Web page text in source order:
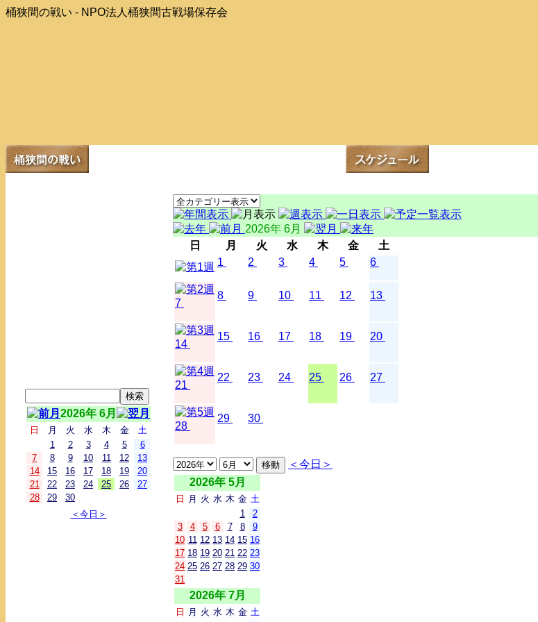
桶狭間の戦い - NPO法人桶狭間古戦場保存会
2026年 6月
日 月 火 水 木 金
土
1
2 3 4 5
6
7
8 9 10 11 12
13
14
15 16 17 18 19
20
21
22 23 24 25 26
27
28
29
30
＜今日＞
2026年 6月
日
月 火 水 木 金
土
1
2 3 4 5 6
7
8 9 10 11 12 13
14
15 16 17 18 19 20
21
22 23 24 25 26 27
28
29 30
＜今日＞
2026年 5月
日 月 火 水 木 金 土
1
2
3
4 5 6 7 8
9
10 11 12 13 14 15 16
17 18 19 20 21 22 23
24 25 26 27 28 29 30
31
2026年 7月
日 月 火 水 木 金 土